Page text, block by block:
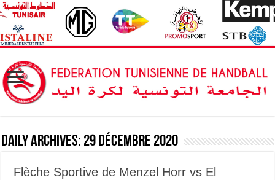
Daily Archives: 29 décembre 2020
Flèche Sportive de Menzel Horr vs El